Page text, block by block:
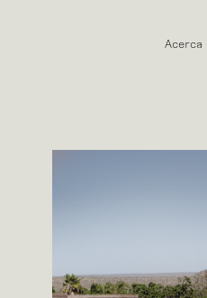
Acerca